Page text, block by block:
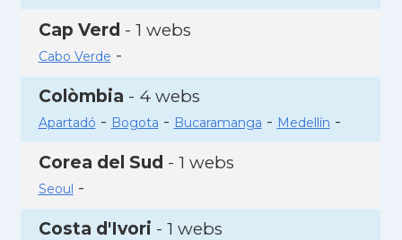
Cap Verd - 1 webs
Cabo Verde -
Colòmbia - 4 webs
Apartadó - Bogota - Bucaramanga - Medellín -
Corea del Sud - 1 webs
Seoul -
Costa d'Ivori - 1 webs